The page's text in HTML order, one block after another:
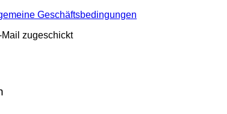
Geschäftsbedingungen
zugeschickt